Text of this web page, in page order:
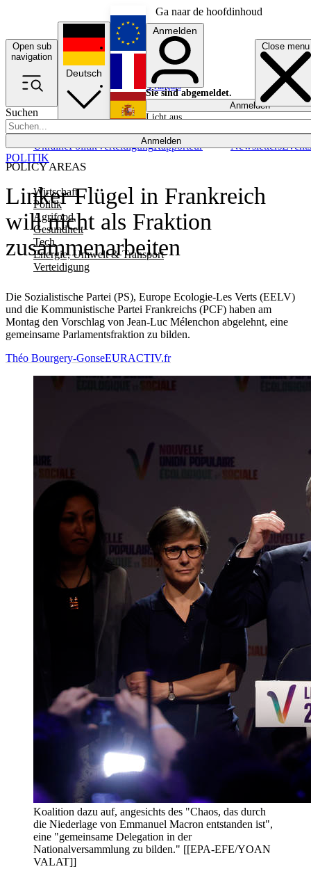
Ga naar de hoofdinhoud
Open sub
navigation
Close menu
Suchen
Anmelden
POLICY AREAS
Wirtschaft
Politik
Agrifood
Gesundheit
Tech
Energie, Umwelt & Transport
Verteidigung
UkrainePolitikVerteidigungRapporteur NewslettersEvents
Deutsch
English
Français
Anmelden
Sie sind abgemeldet.
Anmelden
Licht aus
Linker Flügel in Frankreich
will nicht als Fraktion
zusammenarbeiten
Die Sozialistische Partei (PS), Europe Ecologie-Les Verts (EELV)
und die Kommunistische Partei Frankreichs (PCF) haben am
Montag den Vorschlag von Jean-Luc Mélenchon abgelehnt, eine
gemeinsame Parlamentsfraktion zu bilden.
POLITIK
Théo Bourgery-GonseEURACTIV.fr
Koalition dazu auf, angesichts des "Chaos, das durch
die Niederlage von Emmanuel Macron entstanden ist",
eine "gemeinsame Delegation in der
Nationalversammlung zu bilden." [[EPA-EFE/YOAN
VALAT]]